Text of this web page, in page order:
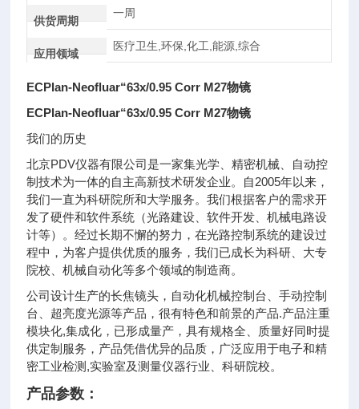
供货周期
一周
应用领域
医疗卫生,环保,化工,能源,综合
ECPlan-Neofluar“63x/0.95 Corr M27物镜
ECPlan-Neofluar“63x/0.95 Corr M27物镜
我们的历史
北京PDV仪器有限公司是一家集光学、精密机械、自动控
制技术为一体的自主高新技术研发企业。自2005年以来，
我们一直为科研院所和大学服务。我们根据客户的需求开
发了硬件和软件系统（光路建设、软件开发、机械电路设
计等）。经过长期不懈的努力，在光路控制系统的建设过
程中，为客户提供优质的服务，我们已成长为科研、大专
院校、机械自动化等多个领域的制造商。
公司设计生产的长焦镜头，自动化机械控制台、手动控制
台、超亮度光源等产品，很有特色和前景的产品.产品注重
模块化,集成化，已形成量产，具有规格全、质量好同时提
供定制服务，产品凭借优异的品质，广泛应用于电子和精
密工业检测,实验室及测量仪器行业、科研院校。
产品参数：